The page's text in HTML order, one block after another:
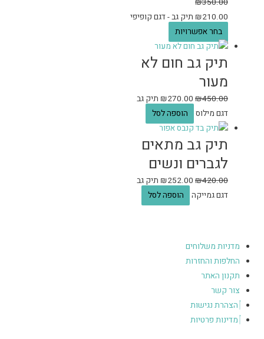
₪210.00
תיק גב - דגם קופיפי
בחר אפשרויות
תיק גב חום לא
מעור
₪450.00
₪270.00
תיק גב
דגם מילוס
הוספה לסל
תיק גב מתאים
לגברים ונשים
₪420.00
₪252.00
תיק גב
דגם גמייקה
הוספה לסל
מדניות משלוחים
החלפות והחזרות
תקנון האתר
צור קשר
הצהרת נגישות
מדינות פרטיות